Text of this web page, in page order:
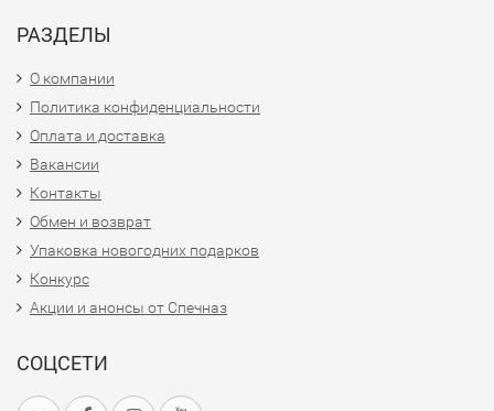
РАЗДЕЛЫ
О компании
Политика конфиденциальности
Оплата и доставка
Вакансии
Контакты
Обмен и возврат
Упаковка новогодних подарков
Конкурс
Акции и анонсы от Спечназ
СОЦСЕТИ